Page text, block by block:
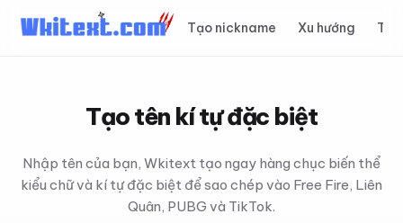
Tạo nickname Xu hướng
Tạo tên kí tự đặc biệt
Nhập tên của bạn, Wkitext tạo ngay hàng chục biến thể
kiểu chữ và kí tự đặc biệt để sao chép vào Free Fire, Liên
Quân, PUBG và TikTok.